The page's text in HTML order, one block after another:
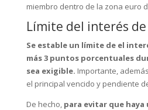
miembro dentro de la zona euro
Límite del interés
Se estable un límite de el
más 3 puntos porcentuales
sea exigible. Importante,
el principal vencido y pendiente
De hecho, para evitar que haya